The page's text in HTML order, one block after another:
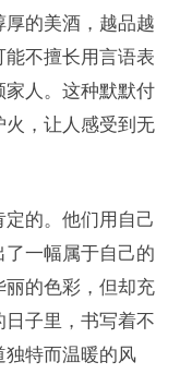
的美酒，越品越
不擅长用言语表
人。这种默默付
火，让人感受到无
的。他们用自己
一幅属于自己的
丽的色彩，但却充
子里，书写着不
独特而温暖的风